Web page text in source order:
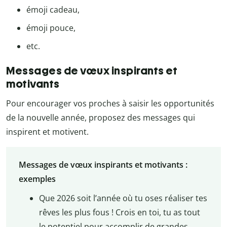
émoji cadeau,
émoji pouce,
etc.
Messages de vœux inspirants et
motivants
Pour encourager vos proches à saisir les opportunités
de la nouvelle année, proposez des messages qui
inspirent et motivent.
Messages de vœux inspirants et motivants :
exemples
Que 2026 soit l’année où tu oses réaliser tes
rêves les plus fous ! Crois en toi, tu as tout